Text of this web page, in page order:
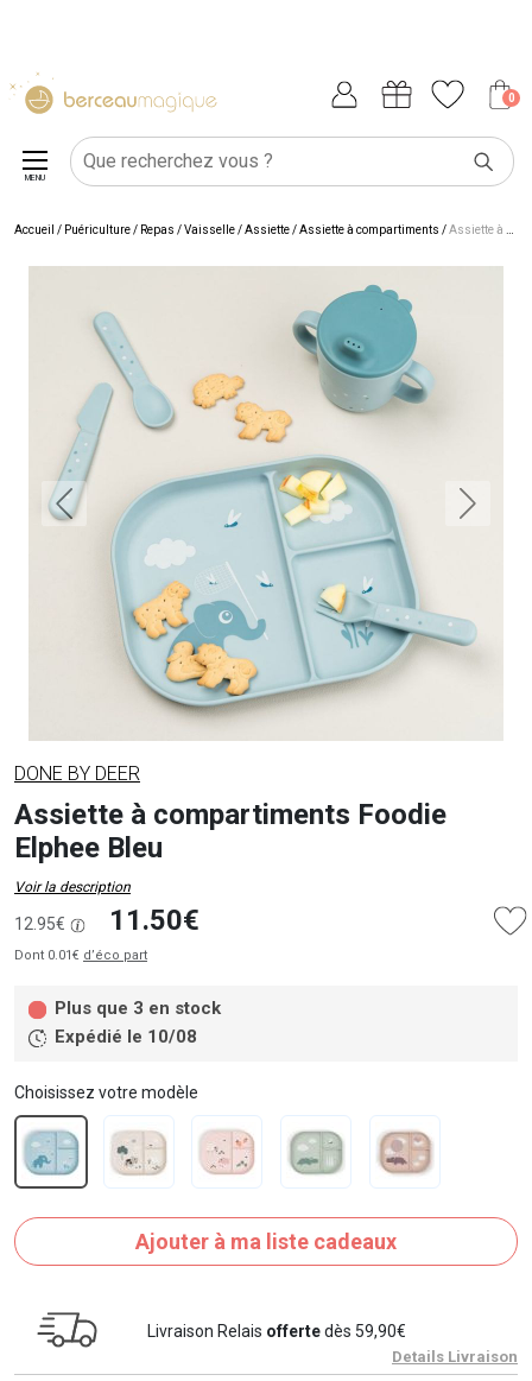
0
MENU
Accueil / Puériculture/ Repas /Vaisselle/Assiette/Assiette à compartiments /Assiette à compartiments Foodie Elphee Bleu
DONE BY DEER
Assiette à compartiments Foodie
Elphee Bleu
Voir la description
12.95€ 11.50€
Dont 0.01€ d’éco part
Plus que 3 en stock
Expédié le 10/08
Choisissez votre modèle
Ajouter à ma liste cadeaux
Livraison Relais offertedès 59,90€
Details Livraison